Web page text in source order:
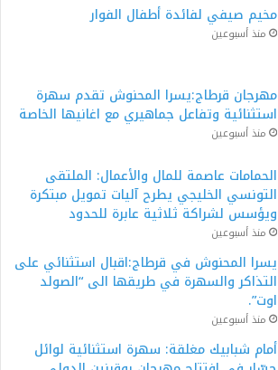
مخيم صيفي لفائدة أطفال الفوار
منذ أسبوعين
مهرجان قرطاج:يسرا المحنوش تقدم سهرة
استثنائية وتفاعل جماهيري مع اغانيها الخاصة
منذ أسبوعين
الحمامات عاصمة للمال والأعمال: الملتقى
التونسي الخليجي يطرح آليات تمويل مبتكرة
ويؤسس لشراكة ثلاثية عابرة للحدود
منذ أسبوعين
يسرا المحنوش في قرطاج:اقبال استثنائي على
التذاكر والسهرة في طريقها الى “الصولد
اوت”.
منذ أسبوعين
أمام شبابيك مغلقة: سهرة استثنائية لوائل